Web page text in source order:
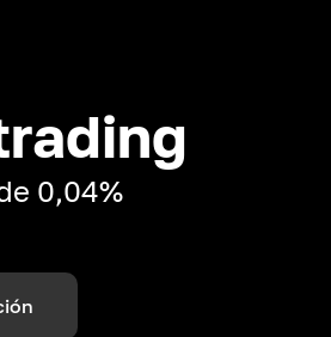
0,04%